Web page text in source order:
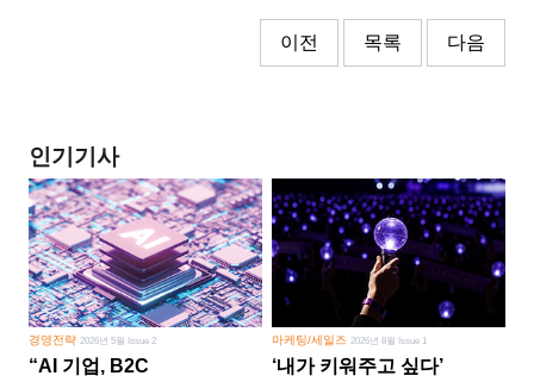
이전 목록 다음
인기기사
경영전략 2026년 5월 Issue 2
“AI 기업, B2C
마케팅/세일즈 2026년 8월 Issue 1
‘내가 키워주고 싶다’